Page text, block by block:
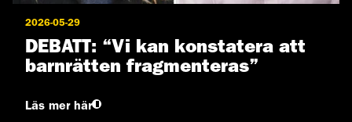
2026-05-29
DEBATT: “Vi kan konstatera att
barnrätten fragmenteras”
Läs mer här